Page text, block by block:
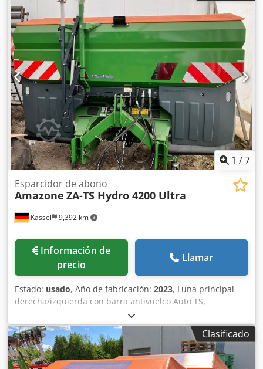
1 /7
Kassel 9,392 km
Esparcidor de abono
Amazone ZA-TS Hydro 4200 Ultra
Información de
precio
Llamar
Estado: usado, Año de fabricación: 2023, Luna principal
derecha/izquierda con barra antivuelco Auto TS,
dispositivo parcial / abatible, montado de fábrica. Sensor
de inclinación para sistema de pesaje electrónico / ajuste
del sistema de guía. Componentes de instalación para
sistema de pesaje profesional para dispositivos base ZA
LED / iluminación trasera manual. Cedpfst A Udgex Alyjha
Clasificado